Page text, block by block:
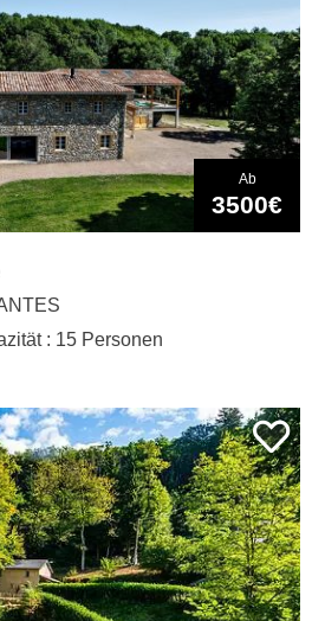
Ab
3500€
: 15 Personen